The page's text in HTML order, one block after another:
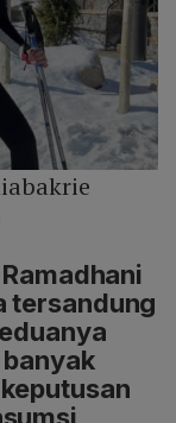
tersandung